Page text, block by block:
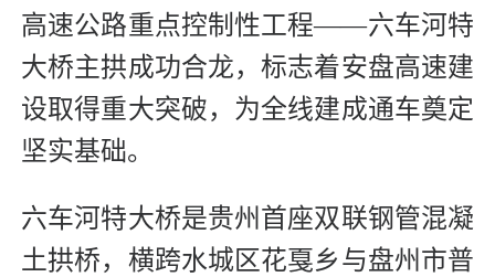
高速公路重点控制性工程——六车河特
大桥主拱成功合龙，标志着安盘高速建
设取得重大突破，为全线建成通车奠定
坚实基础。
六车河特大桥是贵州首座双联钢管混凝
土拱桥，横跨水城区花戛乡与盘州市普